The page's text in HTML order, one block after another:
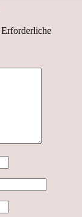
Erforderliche